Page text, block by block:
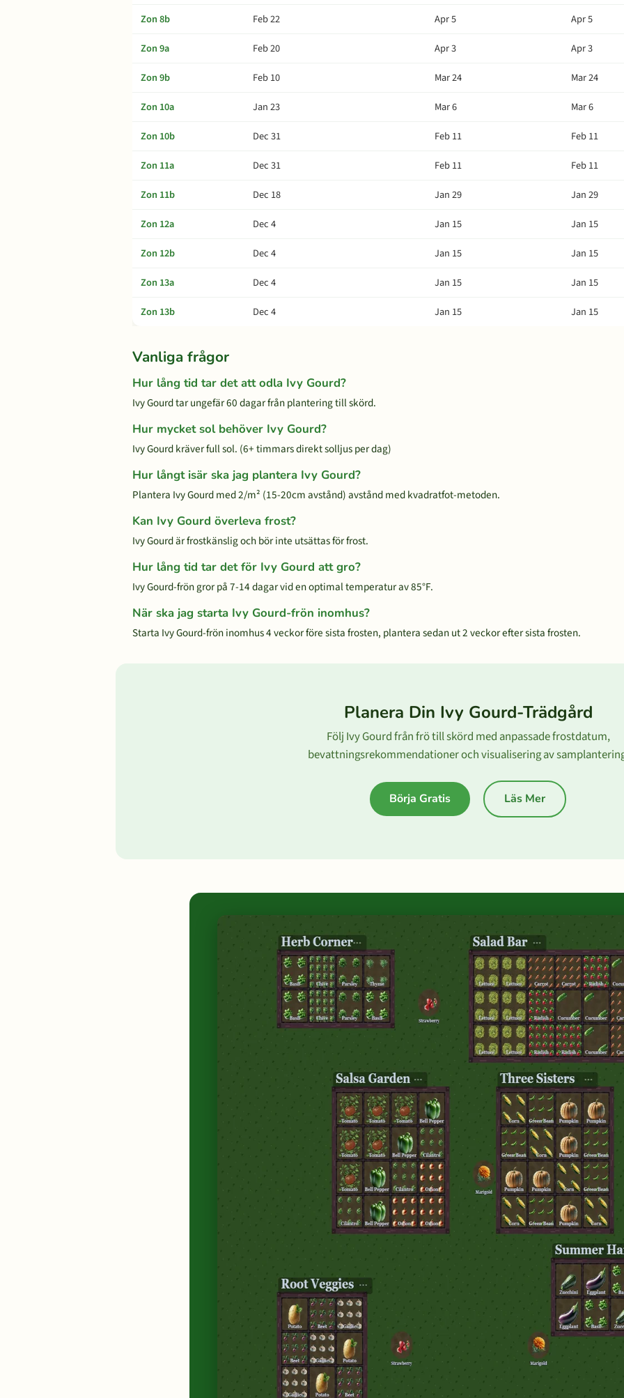
Zon 8b
Feb 22 Apr 5
Apr 5
Zon 9a
Feb 20 Apr 3
Apr 3
Zon 9b
Feb 10 Mar 24
Mar 24
Zon 10a
Jan 23 Mar 6
Mar 6
Zon 10b
Dec 31 Feb 11
Feb 11
Zon 11a
Dec 31 Feb 11
Feb 11
Zon 11b
Dec 18 Jan 29
Jan 29
Zon 12a
Dec 4 Jan 15
Jan 15
Zon 12b
Dec 4 Jan 15
Jan 15
Zon 13a
Dec 4 Jan 15
Jan 15
Zon 13b
Dec 4 Jan 15 Jan 15
Vanliga frågor
Hur lång tid tar det att odla Ivy Gourd?
Ivy Gourd tar ungefär 60 dagar från plantering till skörd.
Hur mycket sol behöver Ivy Gourd?
Ivy Gourd kräver full sol. (6+ timmars direkt solljus per dag)
Hur långt isär ska jag plantera Ivy Gourd?
Plantera Ivy Gourd med 2/m² (15-20cm avstånd) avstånd med kvadratfot-metoden.
Kan Ivy Gourd överleva frost?
Ivy Gourd är frostkänslig och bör inte utsättas för frost.
Hur lång tid tar det för Ivy Gourd att gro?
Ivy Gourd-frön gror på 7-14 dagar vid en optimal temperatur av 85°F.
När ska jag starta Ivy Gourd-frön inomhus?
Starta Ivy Gourd-frön inomhus 4 veckor före sista frosten, plantera sedan ut 2 veckor efter sista frosten.
Planera Din Ivy Gourd-Trädgård
Följ Ivy Gourd från frö till skörd med anpassade frostdatum,
bevattningsrekommendationer och visualisering av
Börja Gratis Läs Mer